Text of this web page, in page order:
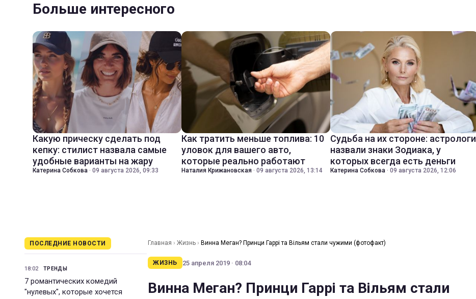
Больше интересного
Какую прическу сделать под
кепку: стилист назвала самые
удобные варианты на жару
Катерина Собкова · 09 августа 2026, 09:33
Как тратить меньше топлива: 10
уловок для вашего авто,
которые реально работают
Наталия Крижановская · 09 августа 2026, 13:14
Судьба на их стороне: астрологи
назвали знаки Зодиака, у
которых всегда есть деньги
Катерина Собкова · 09 августа 2026, 12:06
ПОСЛЕДНИЕ НОВОСТИ
18:02 ТРЕНДЫ
7 романтических комедий
"нулевых", которые хочется
Главная › Жизнь › Винна Меган? Принци Гаррі та Вільям стали чужими (фотофакт)
ЖИЗНЬ 25 апреля 2019 · 08:04
Винна Меган? Принци Гаррі та Вільям стали